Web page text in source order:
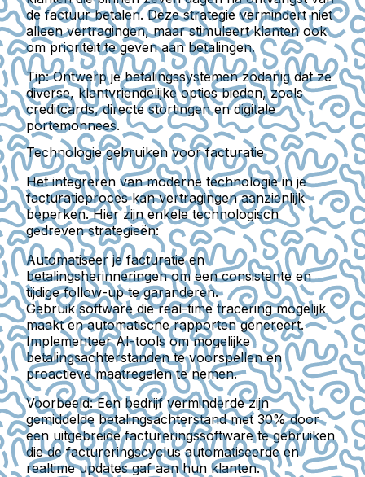
de factuur betalen. Deze strategie vermindert niet
alleen vertragingen, maar stimuleert klanten ook
om prioriteit te geven aan betalingen.
Tip:Ontwerp je betalingssystemen zodanig dat ze
diverse, klantvriendelijke opties bieden, zoals
creditcards, directe stortingen en digitale
portemonnees.
Technologie gebruiken voor facturatie
Het integreren van moderne technologie in je
facturatieproces kan vertragingen aanzienlijk
beperken. Hier zijn enkele technologisch
gedreven strategieën:
Automatiseer je facturatie en
betalingsherinneringen om een consistente en
tijdige follow-up te garanderen.
Gebruik software die real-time tracering mogelijk
maakt en automatische rapporten genereert.
Implementeer AI-tools om mogelijke
betalingsachterstanden te voorspellen en
proactieve maatregelen te nemen.
Voorbeeld:Een bedrijf verminderde zijn
gemiddelde betalingsachterstand met 30% door
een uitgebreide factureringssoftware te gebruiken
die de factureringscyclus automatiseerde en
realtime updates gaf aan hun klanten.